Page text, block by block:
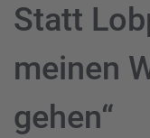
Statt
meinen
gehen“